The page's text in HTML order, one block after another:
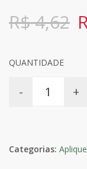
R$ 4,62
QUANTIDADE
- +
Categorias: